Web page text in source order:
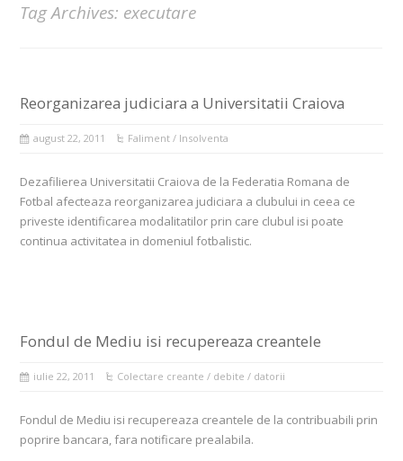
Tag Archives: executare
Reorganizarea judiciara a Universitatii Craiova
august 22, 2011 Faliment / Insolventa
Dezafilierea Universitatii Craiova de la Federatia Romana de
Fotbal afecteaza reorganizarea judiciara a clubului in ceea ce
priveste identificarea modalitatilor prin care clubul isi poate
continua activitatea in domeniul fotbalistic.
Fondul de Mediu isi recupereaza creantele
iulie 22, 2011 Colectare creante / debite / datorii
Fondul de Mediu isi recupereaza creantele de la contribuabili prin
poprire bancara, fara notificare prealabila.